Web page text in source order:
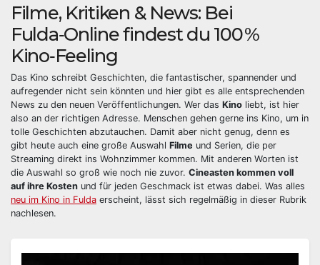
Filme, Kritiken & News: Bei
Fulda‑Online findest du 100 %
Kino‑Feeling
Das Kino schreibt Geschichten, die fantastischer, spannender und
aufregender nicht sein könnten und hier gibt es alle entsprechenden
News zu den neuen Veröffentlichungen. Wer das Kino liebt, ist hier
also an der richtigen Adresse. Menschen gehen gerne ins Kino, um in
tolle Geschichten abzutauchen. Damit aber nicht genug, denn es
gibt heute auch eine große Auswahl Filme und Serien, die per
Streaming direkt ins Wohnzimmer kommen. Mit anderen Worten ist
die Auswahl so groß wie noch nie zuvor. Cineasten kommen voll
auf ihre Kosten und für jeden Geschmack ist etwas dabei. Was alles
neu im Kino in Fulda erscheint, lässt sich regelmäßig in dieser Rubrik
nachlesen.